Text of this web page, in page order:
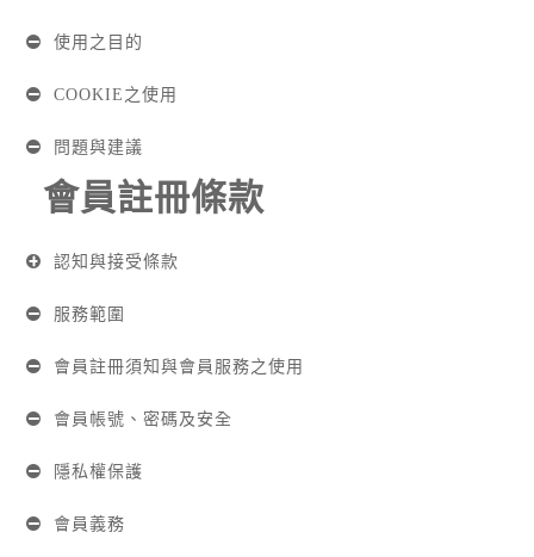
使用之目的
COOKIE之使用
問題與建議
會員註冊條款
認知與接受條款
服務範圍
會員註冊須知與會員服務之使用
會員帳號、密碼及安全
隱私權保護
會員義務